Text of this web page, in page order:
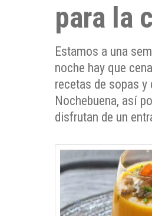
para la
Estamos a una
noche hay que
recetas de sopas y
Nochebuena, así
disfrutan de un